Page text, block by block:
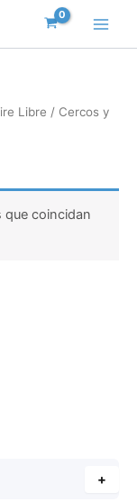
+
Libre / Cercos y
coincidan